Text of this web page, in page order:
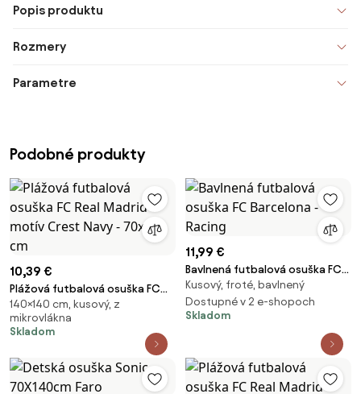
Popis produktu
Rozmery
Parametre
Podobné produkty
10,39 €
Plážová futbalová osuška FC
Real Madrid – motív Crest Navy
- 70x140 cm
140×140 cm, kusový, z
mikrovlákna
Skladom
11,99 €
Bavlnená futbalová osuška FC
Barcelona - Racing
Kusový, froté, bavlnený
Dostupné v 2 e-shopoch
Skladom